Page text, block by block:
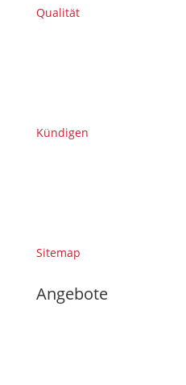
Qualität
Kündigen
Sitemap
Angebote